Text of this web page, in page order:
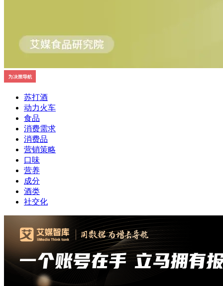
苏打酒
动力火车
食品
消费需求
消费品
营销策略
口味
营养
成分
酒类
社交化